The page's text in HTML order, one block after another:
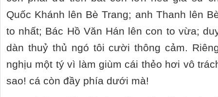
Quốc Khánh lên Bè Trang; anh Thanh lên
to nhất; Bác Hồ Văn Hán lên con to vừa;
dàn thuỷ thủ ngó tôi cười thông cảm.
nghịu một tý vì làm giùm cái thẻo hơi vô
sao! cá còn đầy phía dưới mà!